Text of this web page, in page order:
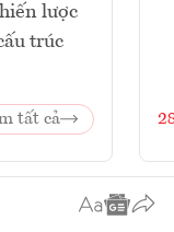
lược
trúc
tất cả